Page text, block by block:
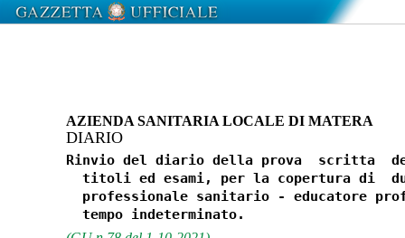
AZIENDA SANITARIA LOCALE DI MATERA
DIARIO
Rinvio del diario della prova  scritta
titoli ed esami, per la copertura di
professionale sanitario - educatore